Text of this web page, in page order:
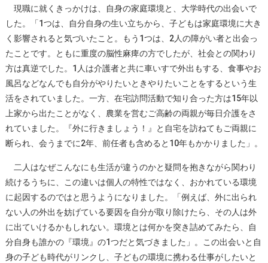
現職に就くきっかけは、自身の家庭環境と、大学時代の出会いで
した。「1つは、自分自身の生い立ちから、子どもは家庭環境に大き
く影響されると気づいたこと。もう1つは、2人の障がい者と出会っ
たことです。ともに重度の脳性麻痺の方でしたが、社会との関わり
方は真逆でした。1人は介護者と共に車いすで外出もする、食事やお
風呂などなんでも自分がやりたいときやりたいことをするという生
活をされていました。一方、在宅訪問活動で知り合った方は15年以
上家から出たことがなく、農業を営むご高齢の両親が毎日介護をさ
れていました。『外に行きましょう！』と自宅を訪ねてもご両親に
断られ、会うまでに2年、前任者も含めると10年もかかりました」。
二人はなぜこんなにも生活が違うのかと疑問を抱きながら関わり
続けるうちに、この違いは個人の特性ではなく、おかれている環境
に起因するのではと思うようになりました。「例えば、外に出られ
ない人の外出を妨げている要因を自分が取り除けたら、その人は外
に出ていけるかもしれない。環境とは何かを突き詰めてみたら、自
分自身も誰かの『環境』の1つだと気づきました」。この出会いと自
身の子ども時代がリンクし、子どもの環境に携わる仕事がしたいと